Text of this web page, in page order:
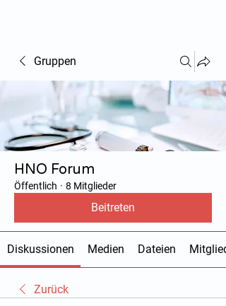
Gruppen
HNO Forum
Öffentlich · 8 Mitglieder
Beitreten
Diskussionen Medien Dateien
Zurück